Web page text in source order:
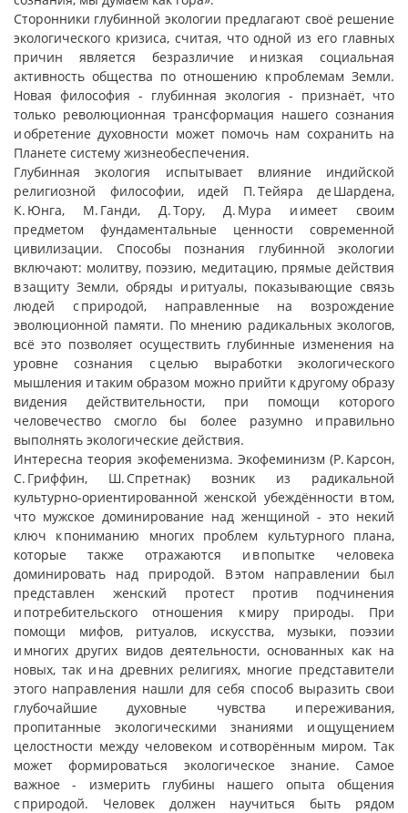
Сторонники глубинной экологии предлагают своё решение
экологического кризиса, считая, что одной из его главных
причин является безразличие и низкая социальная
активность общества по отношению к проблемам Земли.
Новая философия - глубинная экология - признаёт, что
только революционная трансформация нашего сознания
и обретение духовности может помочь нам сохранить на
Планете систему жизнеобеспечения.
Глубинная экология испытывает влияние индийской
религиозной философии, идей П. Тейяра де Шардена,
К. Юнга, М. Ганди, Д. Тору, Д. Мура и имеет своим
предметом фундаментальные ценности современной
цивилизации. Способы познания глубинной экологии
включают: молитву, поэзию, медитацию, прямые действия
в защиту Земли, обряды и ритуалы, показывающие связь
людей с природой, направленные на возрождение
эволюционной памяти. По мнению радикальных экологов,
всё это позволяет осуществить глубинные изменения на
уровне сознания с целью выработки экологического
мышления и таким образом можно прийти к другому образу
видения действительности, при помощи которого
человечество смогло бы более разумно и правильно
выполнять экологические действия.
Интересна теория экофеменизма. Экофеминизм (Р. Карсон,
С. Гриффин, Ш. Спретнак) возник из радикальной
культурно-ориентированной женской убеждённости в том,
что мужское доминирование над женщиной - это некий
ключ к пониманию многих проблем культурного плана,
которые также отражаются и в попытке человека
доминировать над природой. В этом направлении был
представлен женский протест против подчинения
и потребительского отношения к миру природы. При
помощи мифов, ритуалов, искусства, музыки, поэзии
и многих других видов деятельности, основанных как на
новых, так и на древних религиях, многие представители
этого направления нашли для себя способ выразить свои
глубочайшие духовные чувства и переживания,
пропитанные экологическими знаниями и ощущением
целостности между человеком и сотворённым миром. Так
может формироваться экологическое знание. Самое
важное - измерить глубины нашего опыта общения
с природой. Человек должен научиться быть рядом